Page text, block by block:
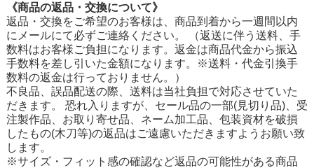
《商品の返品・交換について》
返品・交換をご希望のお客様は、商品到着から一週間以内
にメールにて必ずご連絡ください。 （返送に伴う送料、手
数料はお客様ご負担になります。返金は商品代金から振込
手数料を差し引いた金額になります。※送料・代金引換手
数料の返金は行っておりません。）
不良品、誤品配送の際、送料は当社負担で対応させていた
だきます。 恐れ入りますが、セール品の一部(見切り品)、受
注製作品、お取り寄せ品、ネーム加工品、包装資材を破損
したもの(木刀等)の返品はご遠慮いただきますようお願い致
します。
※サイズ・フィット感の確認など返品の可能性がある商品